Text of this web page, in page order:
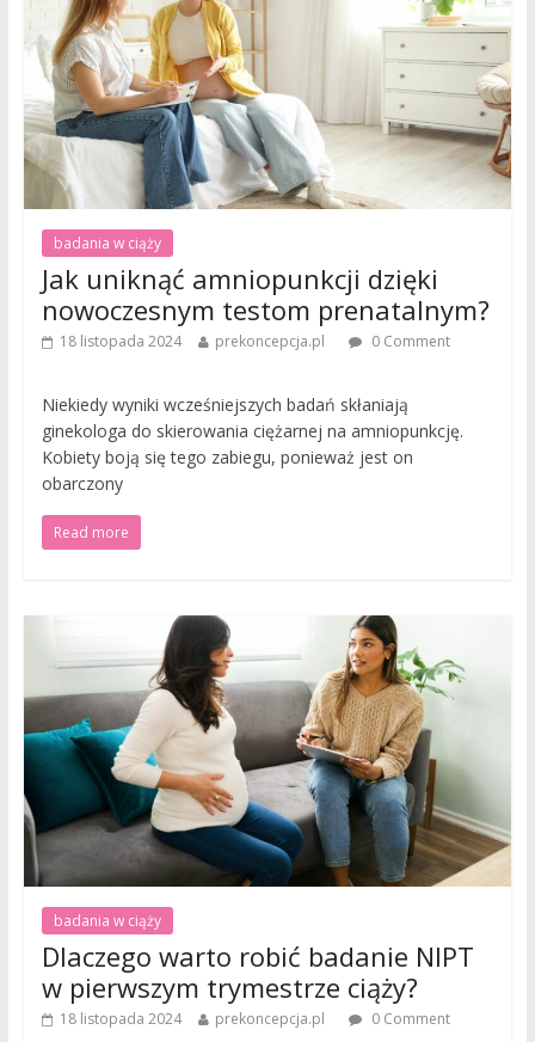
badania w ciąży
Jak uniknąć amniopunkcji dzięki
nowoczesnym testom prenatalnym?
18 listopada 2024 prekoncepcja.pl 0 Comment
Niekiedy wyniki wcześniejszych badań skłaniają
ginekologa do skierowania ciężarnej na amniopunkcję.
Kobiety boją się tego zabiegu, ponieważ jest on
obarczony
Read more
badania w ciąży
Dlaczego warto robić badanie NIPT
w pierwszym trymestrze ciąży?
18 listopada 2024 prekoncepcja.pl 0 Comment